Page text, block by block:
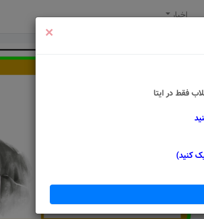
اخبار
×
فقط در ایتا
کنید)